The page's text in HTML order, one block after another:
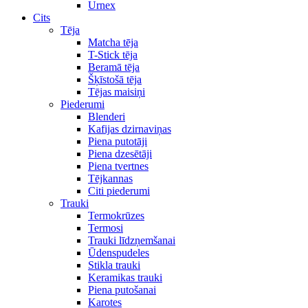
Urnex
Cits
Tēja
Matcha tēja
T-Stick tēja
Beramā tēja
Šķīstošā tēja
Tējas maisiņi
Piederumi
Blenderi
Kafijas dzirnaviņas
Piena putotāji
Piena dzesētāji
Piena tvertnes
Tējkannas
Citi piederumi
Trauki
Termokrūzes
Termosi
Trauki līdzņemšanai
Ūdenspudeles
Stikla trauki
Keramikas trauki
Piena putošanai
Karotes